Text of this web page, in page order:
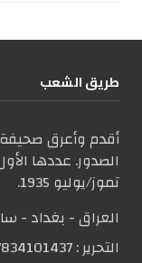
طریق الشعب
أقدم وأعرق
تموز/يوليو 1935.
العراق - بغداد -
التحریر :